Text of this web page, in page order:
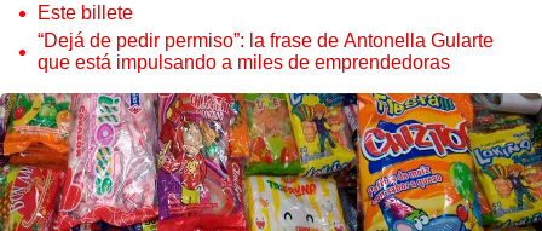
Este billete
“Dejá de pedir permiso”: la frase de Antonella Gularte
que está impulsando a miles de emprendedoras